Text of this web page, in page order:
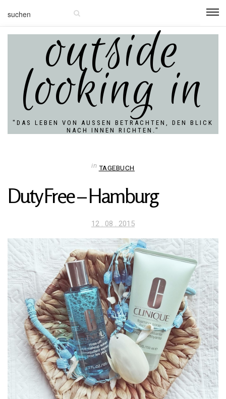
outside
looking in
"DAS LEBEN VON AUSSEN BETRACHTEN, DEN BLICK N
ACH INNEN RICHTEN."
in TAGEBUCH
Duty Free – Hamburg
Veröffentlicht
12 . 08 . 2015